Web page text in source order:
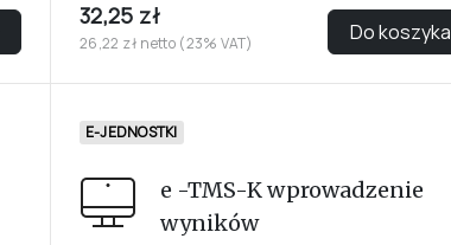
32,25 zł
26,22 zł netto (23% VAT) Do koszyka
E-JEDNOSTKI
e -TMS-K wprowadzenie
wyników